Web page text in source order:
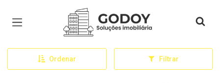
Página inicial
Ordenar Filtrar